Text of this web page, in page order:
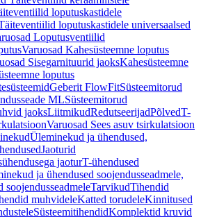
loputuskastidele
loputuskastidele universaalsed
Loputusventiilid
Varuosad Kahesüsteemne loputus
Sisegarnituurid jaoksKahesüsteemne
loputus
Geberit FlowFitSüsteemitorud
MLSüsteemitorud
jaoksLiitmikudRedutseerijadPõlvedT-
Varuosad Sees asuv tsirkulatsioon
Üleminekud ja ühendused,
Jaoturid
jaoturT-ühendused
ja ühendused soojendusseadmele,
soojendusseadmeleTarvikudTihendid
muhvideleKatted torudeleKinnitused
SüsteemitihendidKomplektid kruvid